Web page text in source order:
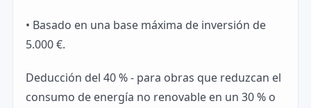
• Basado en una base máxima de inversión de
5.000 €.
Deducción del 40 % - para obras que reduzcan el
consumo de energía no renovable en un 30 % o